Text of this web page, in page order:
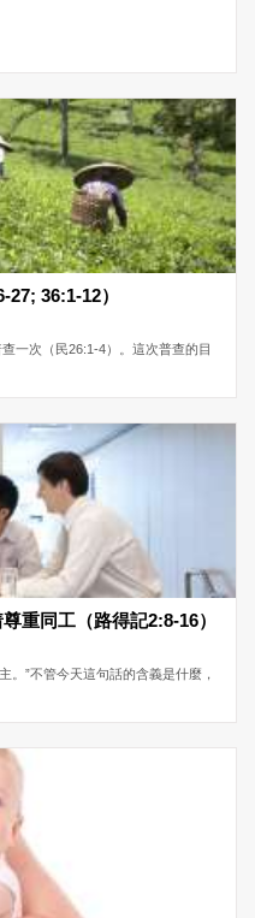
36:1-12）
一次（民26:1-4）。這次普查的目
重同工（路得記2:8-16）
。”不管今天這句話的含義是什麼，